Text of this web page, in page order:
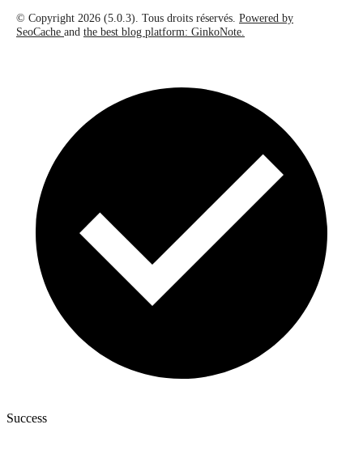
© Copyright 2026 (5.0.3). Tous droits réservés. Powered by
SeoCache and the best blog platform: GinkoNote.
Success